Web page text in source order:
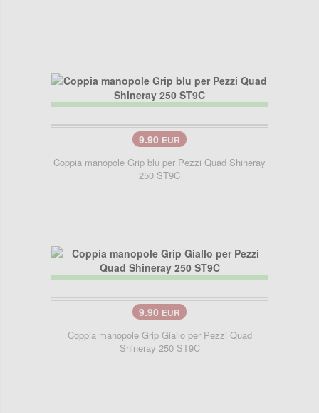
9.90 EUR
Coppia manopole Grip blu per Pezzi Quad Shineray
250 ST9C
9.90 EUR
Coppia manopole Grip Giallo per Pezzi Quad
Shineray 250 ST9C